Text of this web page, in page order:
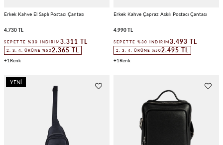
Erkek Kahve El Saplı Postacı Çantası
4.730 TL
SEPETTE %30 İNDIRIM 3.311 TL
2. 3. 4. ÜRÜNE %502.365 TL
1
Erkek Kahve Çapraz Askılı Postacı Çantası
4.990 TL
SEPETTE %30 İNDIRIM 3.493 TL
2. 3. 4. ÜRÜNE %502.495 TL
1
YENI